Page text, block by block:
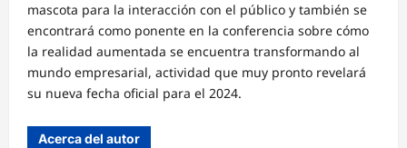
mascota para la interacción con el público y también se
encontrará como ponente en la conferencia sobre cómo
la realidad aumentada se encuentra transformando al
mundo empresarial, actividad que muy pronto revelará
su nueva fecha oficial para el 2024.
Acerca del autor